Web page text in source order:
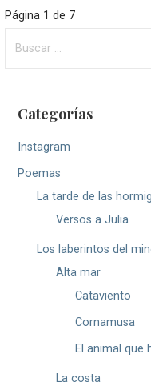
Navegación
por
Página 1 de 7
Categorías
Instagram
Poemas
La tarde de las
Versos a Julia
Los laberintos del
Alta mar
Cataviento
Cornamusa
El animal que
La costa